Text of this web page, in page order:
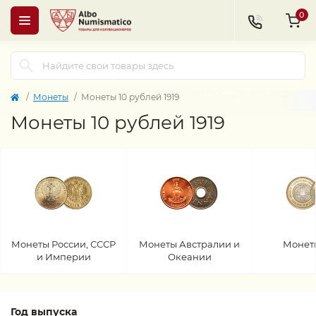
0
Монеты Монеты 10 рублей 1919
Монеты 10 рублей 1919
Монеты России, СССР
и Империи
Монеты Австралии и
Океании
Год выпуска